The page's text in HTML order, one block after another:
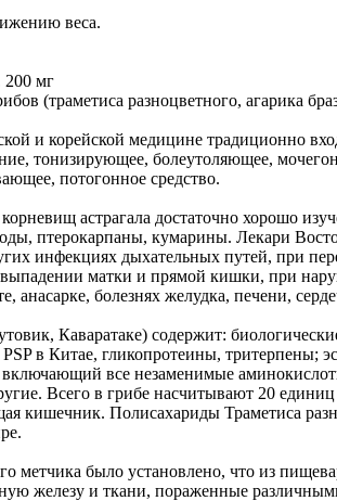
веса.
200 мг
(траметиса разноцветного, агарика
и корейской медицине традиционно
тонизирующее, болеутоляющее,
потогонное средство.
астрагала достаточно хорошо
птерокарпаны, кумарины. Лекари
инфекциях дыхательных путей, при
матки и прямой кишки, при
анасарке, болезнях желудка, печени,
Каваратаке) содержит:
в Китае, гликопротеины,
все незаменимые
Всего в грибе насчитывают 20
кишечник. Полисахариды Траметиса
метчика было установлено, что из
железу и ткани, пораженные